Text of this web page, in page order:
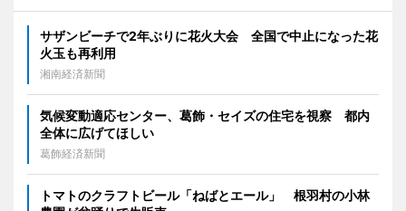
サザンビーチで2年ぶりに花火大会 全国で中止になった花
火玉も再利用
湘南経済新聞
気候変動適応センター、葛飾・セイズの住宅を視察 都内
全体に広げてほしい
葛飾経済新聞
トマトのクラフトビール「ねばとエール」 根羽村の小林